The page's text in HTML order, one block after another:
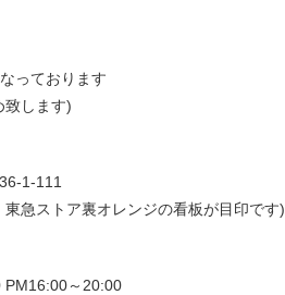
っております
致します)
1-111
急ストア裏オレンジの看板が目印です)
～20:00